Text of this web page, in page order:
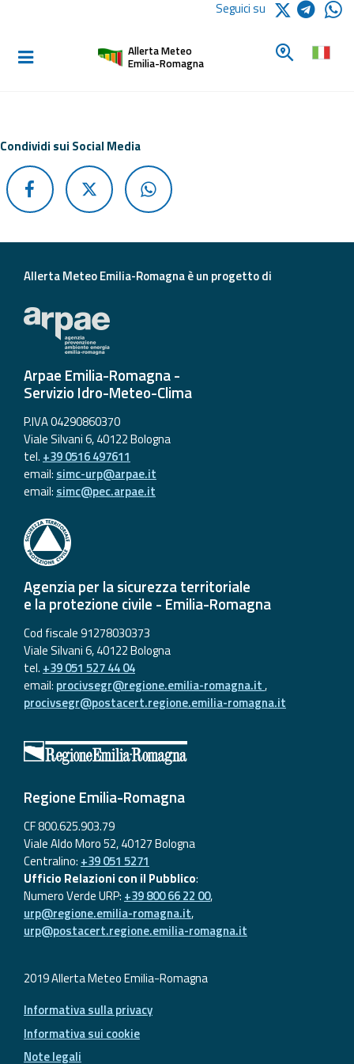
Informati e
Allerte E
Bollettini
Allerte e
Bollettini
Allerte e
Bollettini
Monitoraggio
Previsioni e dati
Previsioni meteo e
marine
Dati osservati
Radar meteo
Strumenti
Operativi
Report
Aggiornamenti
utili
Domande
frequenti
Guida per gli
sviluppatori
Il progetto
Meteo
Romagna
Seguici su
Allerta Meteo
Emilia-Romagna
Cerca un
Condividi sui Social Media
Allerta Meteo Emilia-Romagna è un progetto di
Arpae Emilia-Romagna -
Servizio Idro-Meteo-Clima
P.IVA 04290860370
Viale Silvani 6, 40122 Bologna
tel. +39 0516 497611
email: simc-urp@arpae.it
email: simc@pec.arpae.it
Agenzia per la sicurezza territoriale
e la protezione civile - Emilia-Romagna
Cod fiscale 91278030373
Viale Silvani 6, 40122 Bologna
tel. +39 051 527 44 04
email: procivsegr@regione.emilia-romagna.it,
procivsegr@postacert.regione.emilia-romagna.it
Regione Emilia-Romagna
CF 800.625.903.79
Viale Aldo Moro 52, 40127 Bologna
Centralino: +39 051 5271
Ufficio Relazioni con il Pubblico:
Numero Verde URP: +39 800 66 22 00,
urp@regione.emilia-romagna.it,
urp@postacert.regione.emilia-romagna.it
2019 Allerta Meteo Emilia-Romagna
Informativa sulla privacy
Informativa sui cookie
Note legali